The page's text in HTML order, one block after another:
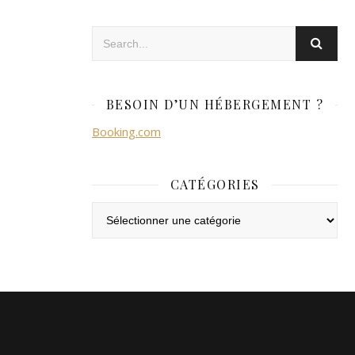
BESOIN D’UN HÉBERGEMENT ?
Booking.com
CATÉGORIES